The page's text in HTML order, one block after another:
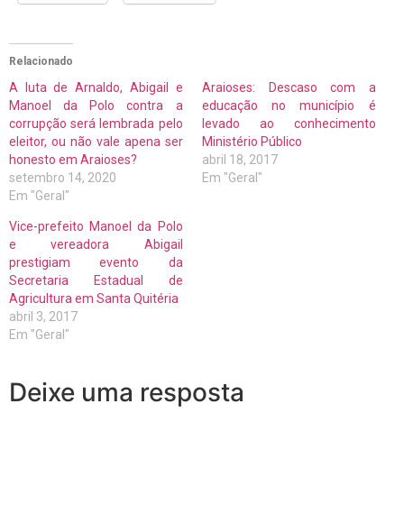
Relacionado
A luta de Arnaldo, Abigail e
Manoel da Polo contra a
corrupção será lembrada pelo
eleitor, ou não vale apena ser
honesto em Araioses?
setembro 14, 2020
Em "Geral"
Araioses: Descaso com a
educação no município é
levado ao conhecimento
Ministério Público
abril 18, 2017
Em "Geral"
Vice-prefeito Manoel da Polo
e vereadora Abigail
prestigiam evento da
Secretaria Estadual de
Agricultura em Santa Quitéria
abril 3, 2017
Em "Geral"
Deixe uma resposta